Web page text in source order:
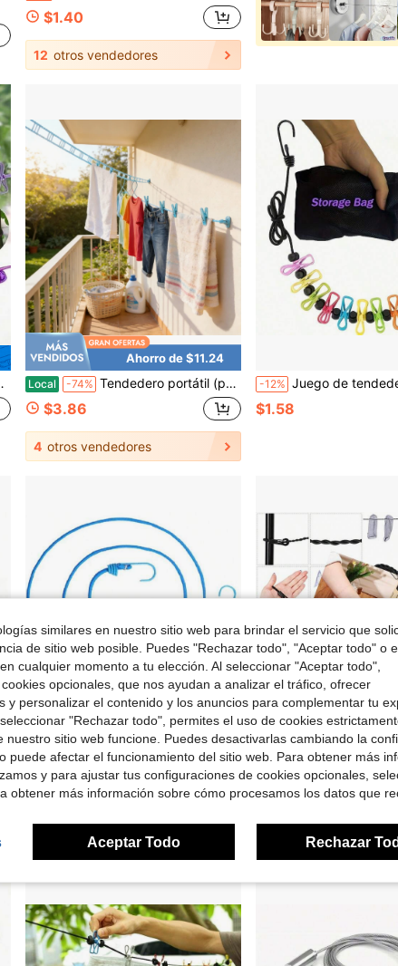
$1.40
12 otros vendedores
Ahorro de $11.24
Local -74% Tendedero portátil (paquete de 3) de nailon resistente al viento, cuerda de secado ajustable de 5 m, para el hogar, viajes y camping.
$3.86
4 otros vendedores
-12% Juego de tendedero retráctil portátil, incluye 12 pinzas, adecuado para secado en
$1.58
Ahorro de $12.69
Local -53% 2 paquetes de cuerda de tender portátil con 12 pinzas de ropa a prueba de viento, elástica y retráctil para tender la ropa en el patio, vacaciones, hotel o balcón
Solo quedan 4
Free Shipping
Ahorro
Local -60% 2 piezas Tendedero de viaje retráctil portátil con ganchos y ventosas, accesorios de camping y
$13.49
Envío Rápido
similares en nuestro sitio web para brindar el servicio que
de sitio web posible. Puedes "Rechazar todo", "Aceptar todo" o
cualquier momento a tu elección. Al seleccionar "Aceptar todo",
opcionales, que nos ayudan a analizar el tráfico, ofrecer
y personalizar el contenido y los anuncios para complementar tu
"Rechazar todo", permites el uso de cookies
nuestro sitio web funcione. Puedes desactivarlas cambiando la
puede afectar el funcionamiento del sitio web. Para obtener más
y para ajustar tus configuraciones de cookies opcionales,
obtener más información sobre cómo procesamos los datos que
Aceptar Todo Rechazar